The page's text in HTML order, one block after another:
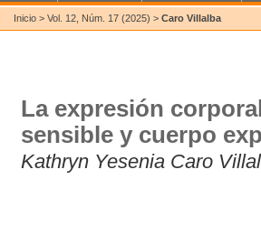
Inicio > Vol. 12, Núm. 17 (2025) > Caro Villalba
La expresión
sensible y cuerpo
Kathryn Yesenia Caro